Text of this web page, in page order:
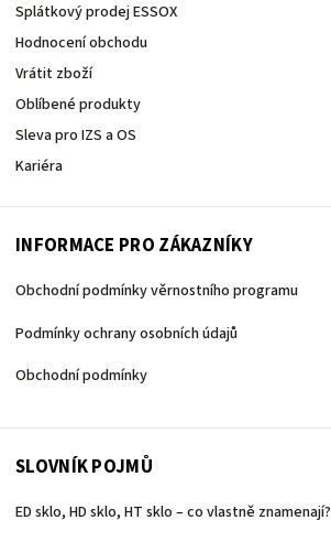
Splátkový prodej ESSOX
Hodnocení obchodu
Vrátit zboží
Oblíbené produkty
Sleva pro IZS a OS
Kariéra
INFORMACE PRO ZÁKAZNÍKY
Obchodní podmínky věrnostního programu
Podmínky ochrany osobních údajů
Obchodní podmínky
SLOVNÍK POJMŮ
ED sklo, HD sklo, HT sklo – co vlastně znamenají?